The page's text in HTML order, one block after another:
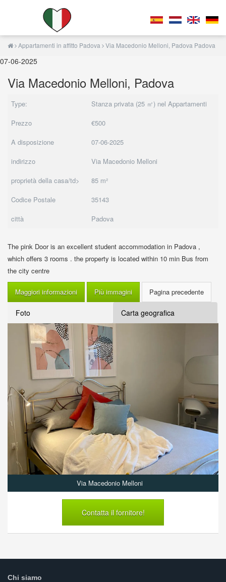
Appartamenti in affitto Padova Via Macedonio Melloni, Padova Padova
07-06-2025
Via Macedonio Melloni, Padova
Type:
Stanza privata (25 ㎡) nel Appartamenti
Prezzo
€500
A disposizione
07-06-2025
indirizzo
Via Macedonio Melloni
proprietà della casa/td>
85 m²
Codice Postale
35143
città
Padova
The pink Door is an excellent student accommodation in Padova ,
which offers 3 rooms . the property is located within 10 min Bus from
the city centre
Maggiori informazioni Più immagini
Foto Carta geografica
Via Macedonio Melloni
Contatta il fornitore!
Chi siamo